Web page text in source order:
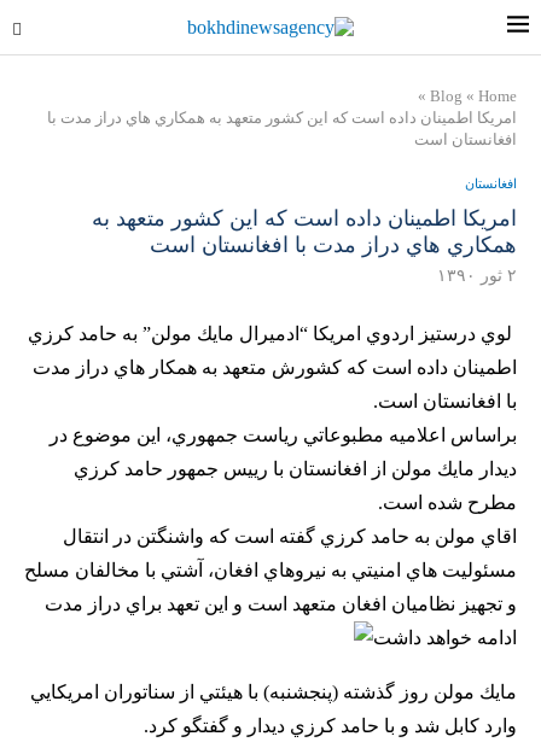
Home
»
Blog
»
امريكا اطمينان داده است كه اين كشور متعهد به همكاري هاي دراز مدت با
افغانستان است
افغانستان
امريكا اطمينان داده است كه اين كشور متعهد به
همكاري هاي دراز مدت با افغانستان است
۲ ثور ۱۳۹۰
لوي درستيز اردوي امريكا “ادميرال مايك مولن” به حامد كرزي
اطمينان داده است كه كشورش متعهد به همكار هاي دراز مدت
با افغانستان است.
براساس اعلاميه مطبوعاتي رياست جمهوري، اين موضوع در
ديدار مايك مولن از افغانستان با رييس جمهور حامد كرزي
مطرح شده است.
اقاي مولن به حامد كرزي گفته است كه واشنگتن در انتقال
مسئوليت هاي امنيتي به نيروهاي افغان، آشتي با مخالفان مسلح
و تجهيز نظاميان افغان متعهد است و اين تعهد براي دراز مدت
ادامه خواهد داشت
مايك مولن روز گذشته (پنجشنبه) با هيئتي از سناتوران امريكايي
وارد كابل شد و با حامد كرزي ديدار و گفتگو كرد.